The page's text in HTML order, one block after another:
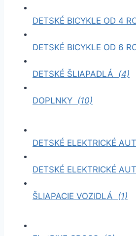
DETSKÉ BICYKLE OD 4
DETSKÉ BICYKLE OD 6
DETSKÉ ŠLIAPADLÁ (4)
DOPLNKY (10)
DETSKÉ ELEKTRICKÉ
DETSKÉ ELEKTRICKÉ
ŠLIAPACIE VOZIDLÁ (1)